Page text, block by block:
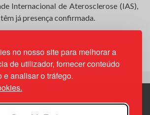
no nosso site para melhorar a
de utilizador, fornecer conteúdo
e analisar o tráfego.
Internacional de Aterosclerose (IAS),
já presença confirmada.